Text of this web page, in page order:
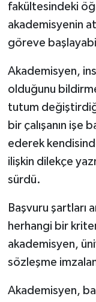
fakültesindeki
akademisyenin
göreve
Akademisyen,
olduğunu
tutum
bir çalışanın işe
ederek
ilişkin dilekçe
sürdü.
Başvuru şartları
herhangi bir
akademisyen,
sözleşme
Akademisyen,